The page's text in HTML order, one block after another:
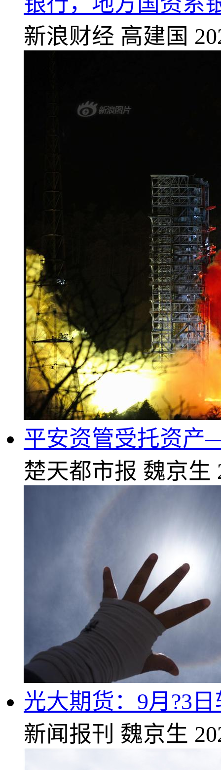
新浪财经 高建国
平安资管受托资产
楚天都市报 魏京生
光大期货：9月?3
新闻报刊 魏京生